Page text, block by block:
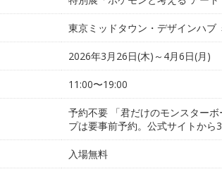
東京ミッドタウン・デザインハブ
2026年3月26日(木)～4月6日(月)
11:00〜19:00
予約不要 「君だけのモンスター
プは要事前予約。公式サイトから
入場無料